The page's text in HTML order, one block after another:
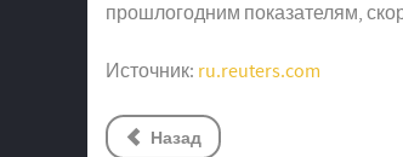
прошлогодним показателям,
Источник: ru.reuters.com
Назад